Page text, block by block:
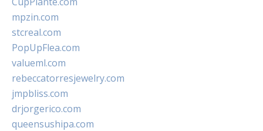
mpzin.com
stcreal.com
PopUpFlea.com
valueml.com
rebeccatorresjewelry.com
jmpbliss.com
drjorgerico.com
queensushipa.com